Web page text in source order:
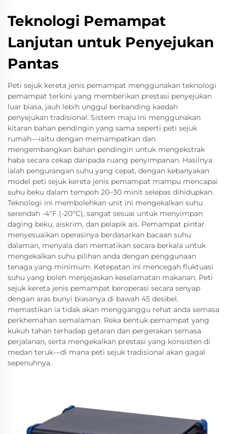
Teknologi Pemampat
Lanjutan untuk Penyejukan
Pantas
Peti sejuk kereta jenis pemampat menggunakan teknologi
pemampat terkini yang memberikan prestasi penyejukan
luar biasa, jauh lebih unggul berbanding kaedah
penyejukan tradisional. Sistem maju ini menggunakan
kitaran bahan pendingin yang sama seperti peti sejuk
rumah—iaitu dengan memampatkan dan
mengembangkan bahan pendingin untuk mengekstrak
haba secara cekap daripada ruang penyimpanan. Hasilnya
ialah pengurangan suhu yang cepat, dengan kebanyakan
model peti sejuk kereta jenis pemampat mampu mencapai
suhu beku dalam tempoh 20–30 minit selepas dihidupkan.
Teknologi ini membolehkan unit ini mengekalkan suhu
serendah -4°F (-20°C), sangat sesuai untuk menyimpan
daging beku, aiskrim, dan pelapik ais. Pemampat pintar
menyesuaikan operasinya berdasarkan bacaan suhu
dalaman, menyala dan mematikan secara berkala untuk
mengekalkan suhu pilihan anda dengan penggunaan
tenaga yang minimum. Ketepatan ini mencegah fluktuasi
suhu yang boleh menjejaskan keselamatan makanan. Peti
sejuk kereta jenis pemampat beroperasi secara senyap
dengan aras bunyi biasanya di bawah 45 desibel,
memastikan ia tidak akan mengganggu rehat anda semasa
perkhemahan semalaman. Reka bentuk pemampat yang
kukuh tahan terhadap getaran dan pergerakan semasa
perjalanan, serta mengekalkan prestasi yang konsisten di
medan teruk—di mana peti sejuk tradisional akan gagal
sepenuhnya.